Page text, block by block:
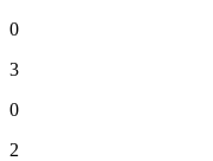
0
3
0
2